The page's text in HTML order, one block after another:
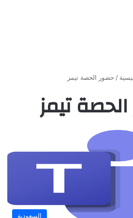
/ حضور الحصة تيمز
تيمز
السعودية